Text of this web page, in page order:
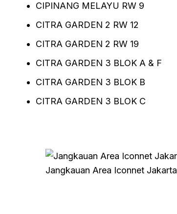
CIPINANG MELAYU RW 9
CITRA GARDEN 2 RW 12
CITRA GARDEN 2 RW 19
CITRA GARDEN 3 BLOK A & F
CITRA GARDEN 3 BLOK B
CITRA GARDEN 3 BLOK C
Jangkauan Area Iconnet Jakarta